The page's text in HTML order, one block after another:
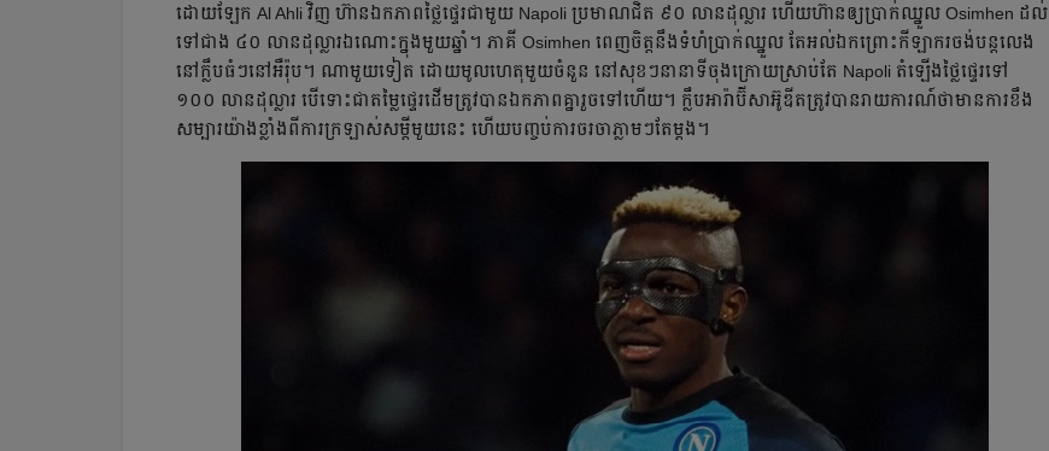
ដោយ​ឡែក Al Ahli វិញ ហ៊ាន​ឯកភាព​ថ្លៃ​ផ្ទេរ​ជាមួយ Napoli ប្រមាណ​ជិត ៩០ លាន​ដុល្លារ​ ហើយ​ហ៊ាន​ឲ្យ​ប្រាក់​ឈ្នួល Osimhen ដល់​
ទៅ​ជាង ៤០ លាន​ដុល្លារ​ឯណោះ​ក្នុង​មួយ​ឆ្នាំ។ ភាគី​ Osimhen ពេញ​ចិត្ត​នឹង​ទំហំ​ប្រាក់​ឈ្នួល​ តែ​អល់​ឯក​ព្រោះ​កីឡាករ​ចង់​បន្ត​លេង​
នៅ​ក្លឹប​ធំៗ​នៅ​អឺរ៉ុប។ ណា​មួយ​ទៀត ដោយ​មូល​ហេតុ​មួយ​ចំនួន នៅ​សុខៗ​នា​នាទី​ចុងក្រោយ​ស្រាប់​តែ Napoli តំឡើង​ថ្លៃ​ផ្ទេរ​ទៅ
១០០ លាន​ដុល្លារ​ បើ​ទោះ​ជា​តម្លៃ​ផ្ទេរ​ដើម​ត្រូវ​បាន​ឯកភាព​គ្នា​រួច​ទៅ​ហើយ។ ក្លឹប​អារ៉ាប៊ីសាអ៊ូឌីត​ត្រូវ​បាន​រាយការណ៍​ថា​មាន​ការ​ខឹង​
សម្បារ​យ៉ាង​ខ្លាំង​ពី​ការ​ក្រឡាស់​សម្ដី​មួយ​នេះ ហើយ​បញ្ចប់​ការ​ចរចា​ភ្លាមៗ​តែ​ម្ដង។